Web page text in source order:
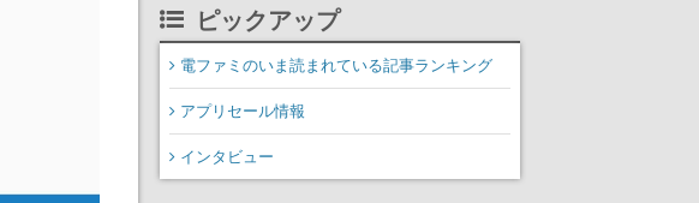
ん』など、毎日1作品が午
後3時と夜8時に2回放送
ピックアップ
電ファミのいま読まれている記事ランキング
アプリセール情報
インタビュー